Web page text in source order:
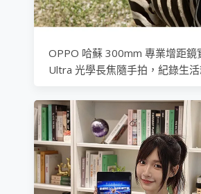
OPPO 哈蘇 300mm 專業增距鏡
Ultra 光學長焦隨手拍，紀錄生